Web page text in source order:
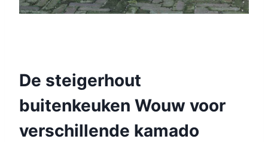
De steigerhout
buitenkeuken Wouw voor
verschillende kamado